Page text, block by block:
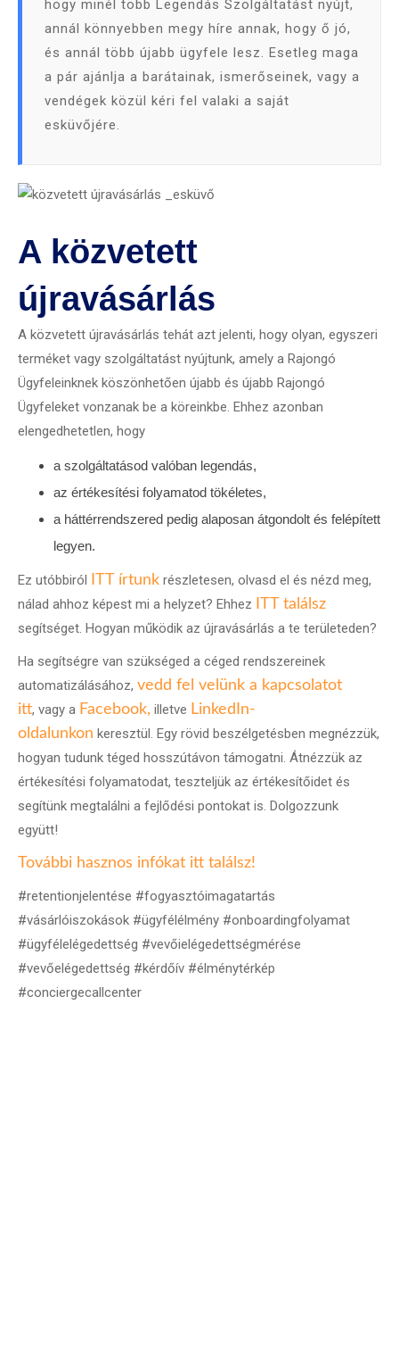
hogy minél több Legendás Szolgáltatást nyújt,
annál könnyebben megy híre annak, hogy ő jó,
és annál több újabb ügyfele lesz. Esetleg maga
a pár ajánlja a barátainak, ismerőseinek, vagy a
vendégek közül kéri fel valaki a saját
esküvőjére.
A közvetett
újravásárlás
A közvetett újravásárlás tehát azt jelenti, hogy olyan, egyszeri
terméket vagy szolgáltatást nyújtunk, amely a Rajongó
Ügyfeleinknek köszönhetően újabb és újabb Rajongó
Ügyfeleket vonzanak be a köreinkbe. Ehhez azonban
elengedhetetlen, hogy
a szolgáltatásod valóban legendás,
az értékesítési folyamatod tökéletes,
a háttérrendszered pedig alaposan átgondolt és felépített
legyen.
Ez utóbbiról ITT írtunk részletesen, olvasd el és nézd meg,
nálad ahhoz képest mi a helyzet? Ehhez ITT találsz
segítséget. Hogyan működik az újravásárlás a te területeden?
Ha segítségre van szükséged a céged rendszereinek
automatizálásához, vedd fel velünk a kapcsolatot
itt, vagy a Facebook, illetve LinkedIn-
oldalunkon keresztül. Egy rövid beszélgetésben megnézzük,
hogyan tudunk téged hosszútávon támogatni. Átnézzük az
értékesítési folyamatodat, teszteljük az értékesítőidet és
segítünk megtalálni a fejlődési pontokat is. Dolgozzunk
együtt!
További hasznos infókat itt találsz!
#retentionjelentése #fogyasztóimagatartás
#vásárlóiszokások #ügyfélélmény #onboardingfolyamat
#ügyfélelégedettség #vevőielégedettségmérése
#vevőelégedettség #kérdőív #élménytérkép
#conciergecallcenter